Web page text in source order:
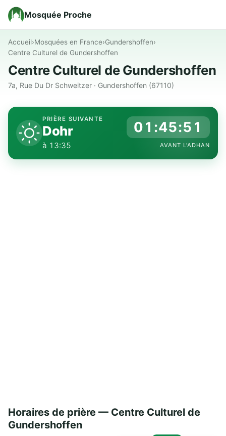
Mosquée Proche
Accueil›Mosquées en France›Gundershoffen›
Centre Culturel de Gundershoffen
Centre Culturel de Gundershoffen
7a, Rue Du Dr Schweitzer · Gundershoffen (67110)
PRIÈRE SUIVANTE
Dohr
à 13:35
01:45:50
AVANT L'ADHAN
Horaires de prière — Centre Culturel de
Gundershoffen